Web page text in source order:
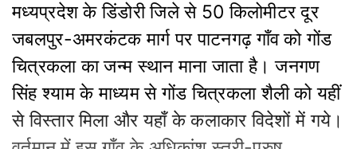
मध्यप्रदेश के डिंडोरी जिले से 50 किलोमीटर दूर
जबलपुर-अमरकंटक मार्ग पर पाटनगढ़ गाँव को गोंड
चित्रकला का जन्म स्थान माना जाता है। जनगण
सिंह श्याम के माध्यम से गोंड चित्रकला शैली को यहीं
से विस्तार मिला और यहाँ के कलाकार विदेशों में गये।